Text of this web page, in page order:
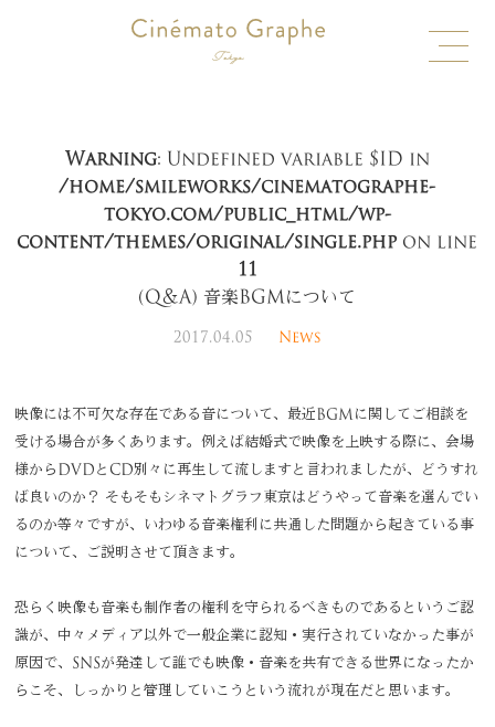
Warning: Undefined variable $ID in
/home/smileworks/cinematographe-
tokyo.com/public_html/wp-
content/themes/original/single.php on line
11
(Q＆A) 音楽BGMについて
2017.04.05 News
映像には不可欠な存在である音について、最近BGMに関してご相談を
受ける場合が多くあります。例えば結婚式で映像を上映する際に、会場
様からDVDとCD別々に再生して流しますと言われましたが、どうすれ
ば良いのか？ そもそもシネマトグラフ東京はどうやって音楽を選んでい
るのか等々ですが、いわゆる音楽権利に共通した問題から起きている事
について、ご説明させて頂きます。
恐らく映像も音楽も制作者の権利を守られるべきものであるというご認
識が、中々メディア以外で一般企業に認知・実行されていなかった事が
原因で、SNSが発達して誰でも映像・音楽を共有できる世界になったか
らこそ、しっかりと管理していこうという流れが現在だと思います。